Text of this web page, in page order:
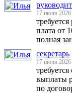
17 июля
плата от
полная
секретарь
17 июля
требуется
выплаты
по